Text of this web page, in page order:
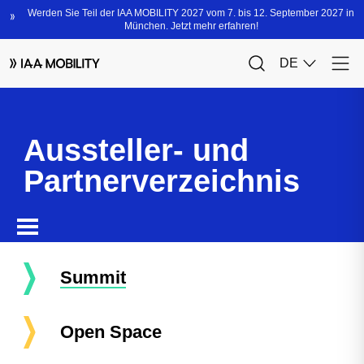
Aussteller- und
Partnerverzeichnis
Summit
Open Space